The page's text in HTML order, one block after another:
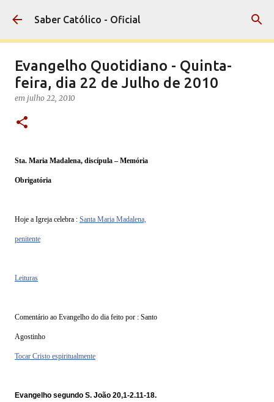
Pular para o conteúdo principal
Saber Católico - Oficial
Evangelho Quotidiano - Quinta-
feira, dia 22 de Julho de 2010
em julho 22, 2010
Sta. Maria Madalena, discípula – Memória
Obrigatória
Hoje a Igreja celebra : Santa Maria Madalena,
penitente
Leituras
Comentário ao Evangelho do dia feito por : Santo
Agostinho
Tocar Cristo espiritualmente
Evangelho segundo S. João 20,1-2.11-18.